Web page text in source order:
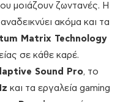
μοιάζουν ζωντανές. Η
αναδεικνύει ακόμα και τα
Matrix Technology
σε κάθε καρέ.
Sound Pro, το
και τα εργαλεία gaming